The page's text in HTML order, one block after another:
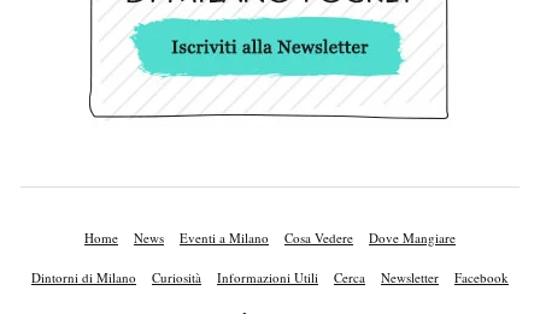
Home News Eventi a Milano Cosa Vedere Dove Mangiare
Dintorni di Milano Curiosità Informazioni Utili Cerca Newsletter Facebook